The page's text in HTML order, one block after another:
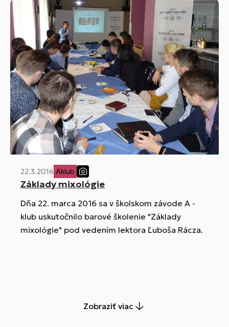
22.3.2016 Aklub
Základy mixológie
Dňa 22. marca 2016 sa v školskom závode A -
klub uskutočnilo barové školenie "Základy
mixológie" pod vedením lektora Ľuboša Rácza.
Zobraziť viac